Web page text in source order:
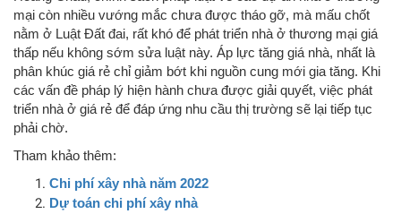
mại còn nhiều vướng mắc chưa được tháo gỡ, mà mấu chốt
nằm ở Luật Đất đai, rất khó để phát triển nhà ở thương mại giá
thấp nếu không sớm sửa luật này. Áp lực tăng giá nhà, nhất là
phân khúc giá rẻ chỉ giảm bớt khi nguồn cung mới gia tăng. Khi
các vấn đề pháp lý hiện hành chưa được giải quyết, việc phát
triển nhà ở giá rẻ để đáp ứng nhu cầu thị trường sẽ lại tiếp tục
phải chờ.
Tham khảo thêm:
Chi phí xây nhà năm 2022
Dự toán chi phí xây nhà